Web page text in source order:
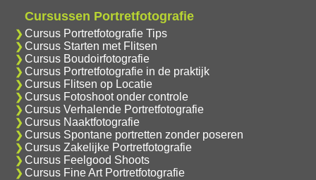
Cursussen Portretfotografie
Cursus Portretfotografie Tips
Cursus Starten met Flitsen
Cursus Boudoirfotografie
Cursus Portretfotografie in de praktijk
Cursus Flitsen op Locatie
Cursus Fotoshoot onder controle
Cursus Verhalende Portretfotografie
Cursus Naaktfotografie
Cursus Spontane portretten zonder poseren
Cursus Zakelijke Portretfotografie
Cursus Feelgood Shoots
Cursus Fine Art Portretfotografie